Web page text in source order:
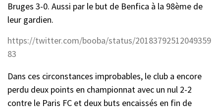
Bruges 3-0. Aussi par le but de Benfica à la 98ème de
leur gardien.
https://twitter.com/booba/status/20183792512049359
83
Dans ces circonstances improbables, le club a encore
perdu deux points en championnat avec un nul 2-2
contre le Paris FC et deux buts encaissés en fin de